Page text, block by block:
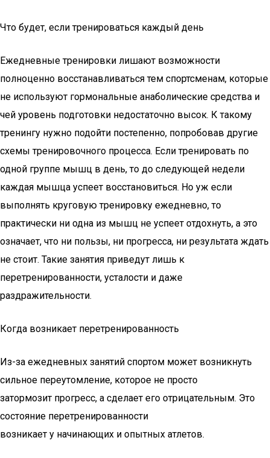
Что будет, если тренироваться каждый день
Ежедневные тренировки лишают возможности
полноценно восстанавливаться тем спортсменам, которые
не используют гормональные анаболические средства и
чей уровень подготовки недостаточно высок. К такому
тренингу нужно подойти постепенно, попробовав другие
схемы тренировочного процесса. Если тренировать по
одной группе мышц в день, то до следующей недели
каждая мышца успеет восстановиться. Но уж если
выполнять круговую тренировку ежедневно, то
практически ни одна из мышц не успеет отдохнуть, а это
означает, что ни пользы, ни прогресса, ни результата ждать
не стоит. Такие занятия приведут лишь к
перетренированности, усталости и даже
раздражительности.
Когда возникает перетренированность
Из-за ежедневных занятий спортом может возникнуть
сильное переутомление, которое не просто
затормозит прогресс, а сделает его отрицательным. Это
состояние перетренированности
возникает у начинающих и опытных атлетов.